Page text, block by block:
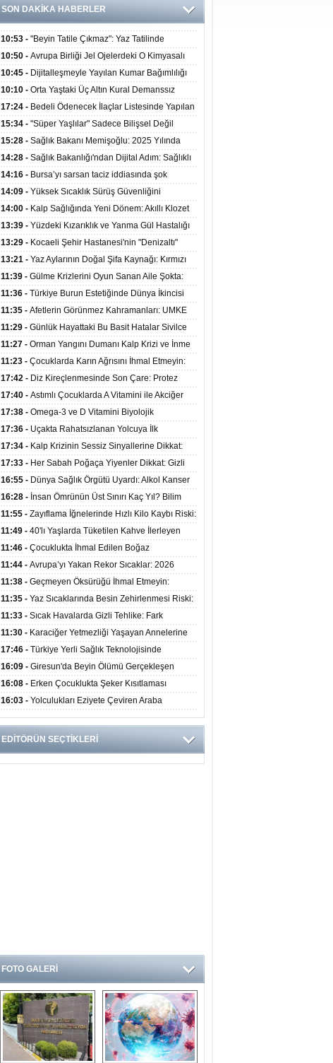
SON DAKİKA HABERLER
10:53 - "Beyin Tatile Çıkmaz": Yaz Tatilinde
Öğrenilenlerin Yüzde 39'u Unutulabiliyor
10:50 - Avrupa Birliği Jel Ojelerdeki O Kimyasalı
Yasakladı: Kısırlık ve Alerji Riski Uyarısı
10:45 - Dijitalleşmeyle Yayılan Kumar Bağımlılığı
Beyni ve Aileyi Yıkıma Uğratıyor
10:10 - Orta Yaştaki Üç Altın Kural Demanssız
Yaşamı 13 Yıl Uzatabiliyor
17:24 - Bedeli Ödenecek İlaçlar Listesinde Yapılan
Düzenlemeler Hakkında Duyuru 2026/30
15:34 - "Süper Yaşlılar" Sadece Bilişsel Değil
Fiziksel Olarak da Daha Sağlıklı Yaşıyor
15:28 - Sağlık Bakanı Memişoğlu: 2025 Yılında
300 Bini Aşkın Kişiye Emzirme Eğitimi Verildi
14:28 - Sağlık Bakanlığı'ndan Dijital Adım: Sağlıklı
Hayat Merkezlerinde Uzaktan Sağlık Hizmeti
Başladı
14:16 - Bursa’yı sarsan taciz iddiasında şok
gelişme!
14:09 - Yüksek Sıcaklık Sürüş Güvenliğini
Düşürüyor: 40 Derecede Güvenli Sürüş Süresi 53
Dakikaya İniyor
14:00 - Kalp Sağlığında Yeni Dönem: Akıllı Klozet
Kapağı 30 Saniyede Ritim Bozukluğunu Tespit
Ediyor
13:39 - Yüzdeki Kızarıklık ve Yanma Gül Hastalığı
(Rozasea) Belirtisi Olabilir
13:29 - Kocaeli Şehir Hastanesi'nin "Denizaltı"
Görünümlü Ünitesi Hastalara Umut Oluyor
13:21 - Yaz Aylarının Doğal Şifa Kaynağı: Kırmızı
Meyveler Bağışıklığı ve Kalbi Koruyor
11:39 - Gülme Krizlerini Oyun Sanan Aile Şokta:
3,5 Yaşındaki Çocuk 8 Kez Felç Geçirdi
11:36 - Türkiye Burun Estetiğinde Dünya İkincisi
Oldu
11:35 - Afetlerin Görünmez Kahramanları: UMKE
Dev Kadrosuyla Görev Başında
11:29 - Günlük Hayattaki Bu Basit Hatalar Sivilce
Oluşumunu Tetikliyor
11:27 - Orman Yangını Dumanı Kalp Krizi ve İnme
Riskini Artırıyor
11:23 - Çocuklarda Karın Ağrısını İhmal Etmeyin:
Apandisit Habercisi Olabilir
17:42 - Diz Kireçlenmesinde Son Çare: Protez
Ameliyatı İle Yaşam Kalitesi Artıyor
17:40 - Astımlı Çocuklarda A Vitamini ile Akciğer
Hacmi Arasında Bağlantı Bulundu
17:38 - Omega-3 ve D Vitamini Biyolojik
Yaşlanmayı Yavaşlatabilir
17:36 - Uçakta Rahatsızlanan Yolcuya İlk
Müdahale Sağlık Bakanı Memişoğlu'ndan Geldi
17:34 - Kalp Krizinin Sessiz Sinyallerine Dikkat:
Yalnızca Göğüs Ağrısıyla Gelmiyor
17:33 - Her Sabah Poğaça Yiyenler Dikkat: Gizli
Şeker ve Yağ Yükü Kalbi ve Bağırsakları Tehdit
Ediyor
16:55 - Dünya Sağlık Örgütü Uyardı: Alkol Kanser
Riskini Doğrudan Artırıyor
16:28 - İnsan Ömrünün Üst Sınırı Kaç Yıl? Bilim
İnsanlarından Yeni Yaşam Süresi Modeli
11:55 - Zayıflama İğnelerinde Hızlı Kilo Kaybı Riski:
Uzmanlar Hekim Kontrolü Şart Diyor
11:49 - 40'lı Yaşlarda Tüketilen Kahve İlerleyen
Yıllarda Zihinsel ve Fiziksel Sağlığı Koruyor
11:46 - Çocuklukta İhmal Edilen Boğaz
Enfeksiyonu İleride Kalp Kapağını Bozabiliyor
11:44 - Avrupa’yı Yakan Rekor Sıcaklar: 2026
Haziran Ayında 10 Binden Fazla Can Kaybı
11:38 - Geçmeyen Öksürüğü İhmal Etmeyin:
Akciğer Korunarak Tümörden Kurtuldu
11:35 - Yaz Sıcaklarında Besin Zehirlenmesi Riski:
Açıkta Kalan Gıdalara Dikkat
11:33 - Sıcak Havalarda Gizli Tehlike: Fark
Edilmeyen Sıvı Kaybı Organları Tehdit Ediyor
11:30 - Karaciğer Yetmezliği Yaşayan Annelerine
Oğlundan Hayat Veren Doku Nakli
17:46 - Türkiye Yerli Sağlık Teknolojisinde
Büyüyor: 40 Ülkeye Solunum Cihazı İhraç Ediliyor
16:09 - Giresun'da Beyin Ölümü Gerçekleşen
Kişinin Organları 4 Hastaya Yaşam Umudu Oldu
16:08 - Erken Çocuklukta Şeker Kısıtlaması
Demans Riskini Yüzde 23 Azaltıyor
16:03 - Yolculukları Eziyete Çeviren Araba
Tutmasına Karşı Etkili Önlemler
EDİTÖRÜN SEÇTİKLERİ
FOTO GALERİ